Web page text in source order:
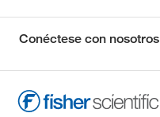
Conéctese con nosotros